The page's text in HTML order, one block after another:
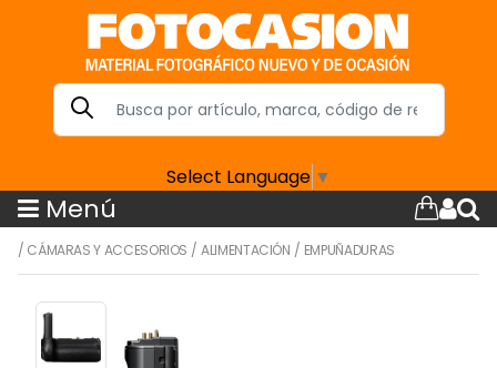
Select Language ▼
Menú
/ CÁMARAS Y ACCESORIOS /ALIMENTACIÓN / EMPUÑADURAS